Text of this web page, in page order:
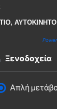
ΑΥΤΟΚΙΝΗΤΟ